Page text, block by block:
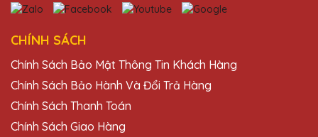
27/11/2025
Đã từng mua cúp pha lê tại nhiều nơi nhưng
Quà Tặng Pha Lê QTG vẫn là sự lựa chọn số
tuyệt vời!
CHÍNH SÁCH
Chính Sách Bảo Mật Thông Tin Khách Hàng
Chính Sách Bảo Hành Và Đổi Trả Hàng
Chính Sách Thanh Toán
Chính Sách Giao Hàng